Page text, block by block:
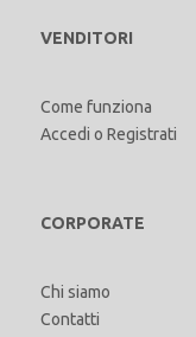
VENDITORI
Come funziona
Accedi o Registrati
CORPORATE
Chi siamo
Contatti